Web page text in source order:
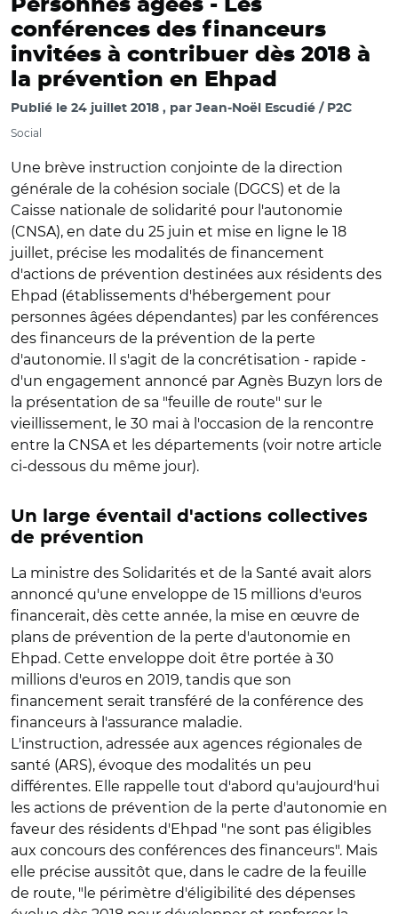
Personnes âgées - Les
conférences des financeurs
invitées à contribuer dès 2018 à
la prévention en Ehpad
Publié le 24 juillet 2018 par Jean-Noël Escudié / P2C
Social
Une brève instruction conjointe de la direction
générale de la cohésion sociale (DGCS) et de la
Caisse nationale de solidarité pour l'autonomie
(CNSA), en date du 25 juin et mise en ligne le 18
juillet, précise les modalités de financement
d'actions de prévention destinées aux résidents des
Ehpad (établissements d'hébergement pour
personnes âgées dépendantes) par les conférences
des financeurs de la prévention de la perte
d'autonomie. Il s'agit de la concrétisation - rapide -
d'un engagement annoncé par Agnès Buzyn lors de
la présentation de sa "feuille de route" sur le
vieillissement, le 30 mai à l'occasion de la rencontre
entre la CNSA et les départements (voir notre article
ci-dessous du même jour).
Un large éventail d'actions collectives
de prévention
La ministre des Solidarités et de la Santé avait alors
annoncé qu'une enveloppe de 15 millions d'euros
financerait, dès cette année, la mise en œuvre de
plans de prévention de la perte d'autonomie en
Ehpad. Cette enveloppe doit être portée à 30
millions d'euros en 2019, tandis que son
financement serait transféré de la conférence des
financeurs à l'assurance maladie.
L'instruction, adressée aux agences régionales de
santé (ARS), évoque des modalités un peu
différentes. Elle rappelle tout d'abord qu'aujourd'hui
les actions de prévention de la perte d'autonomie en
faveur des résidents d'Ehpad "ne sont pas éligibles
aux concours des conférences des financeurs". Mais
elle précise aussitôt que, dans le cadre de la feuille
de route, "le périmètre d'éligibilité des dépenses